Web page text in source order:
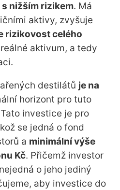
nižším rizikem. Má
aktivy, zvyšuje
rizikovost celého
aktivum, a tedy
destilátů je na
horizont pro tuto
investice je pro
se jedná o fond
a minimální výše
Kč. Přičemž investor
o jeho jediný
aby investice do